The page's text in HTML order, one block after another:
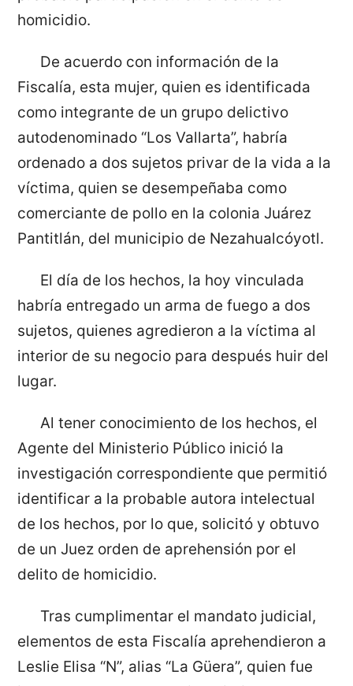
homicidio.
De acuerdo con información de la
Fiscalía, esta mujer, quien es identificada
como integrante de un grupo delictivo
autodenominado “Los Vallarta”, habría
ordenado a dos sujetos privar de la vida a la
víctima, quien se desempeñaba como
comerciante de pollo en la colonia Juárez
Pantitlán, del municipio de Nezahualcóyotl.
El día de los hechos, la hoy vinculada
habría entregado un arma de fuego a dos
sujetos, quienes agredieron a la víctima al
interior de su negocio para después huir del
lugar.
Al tener conocimiento de los hechos, el
Agente del Ministerio Público inició la
investigación correspondiente que permitió
identificar a la probable autora intelectual
de los hechos, por lo que, solicitó y obtuvo
de un Juez orden de aprehensión por el
delito de homicidio.
Tras cumplimentar el mandato judicial,
elementos de esta Fiscalía aprehendieron a
Leslie Elisa “N”, alias “La Güera”, quien fue